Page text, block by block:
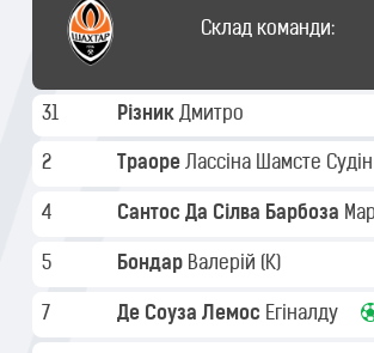
Склад команди:
31 Різник Дмитро
2 Траоре Лассіна Шамсте
4 Сантос Да Сілва Барбоза
5 Бондар Валерій (K)
7 Де Соуза Лемос Егіналду